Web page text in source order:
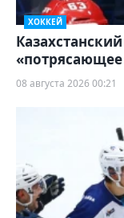
ХОККЕЙ
08 августа 2026 00:21